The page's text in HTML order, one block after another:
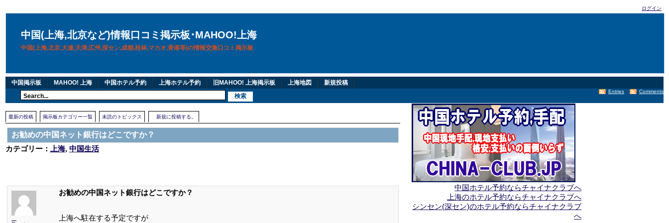
ログイン
中国(上海,北京など)情報口コミ掲示板･MAHOO!上海
中国(上海,北京,大連,天津,広州,深セン,成都,桂林,マカオ,香港等)の情報交換口コミ掲示板
中国掲示板 MAHOO! 上海 中国ホテル予約 上海ホテル予約 旧MAHOO! 上海掲示板 上海地図 新規投稿
Comments
Entries
最新の投稿 掲示板カテゴリー一覧 未読のトピックス 新規に投稿する。
お勧めの中国ネット銀行はどこですか？
カテゴリー：
上海, 中国生活
お勧めの中国ネット銀行はどこですか？
上海へ駐在する予定ですが
中国ホテル予約ならチャイナクラブへ
上海のホテル予約ならチャイナクラブへ
シンセン(深セン)のホテル予約ならチャイナクラブ
へ